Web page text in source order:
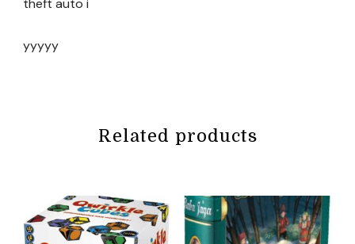
theft auto i
yyyyy
Related products